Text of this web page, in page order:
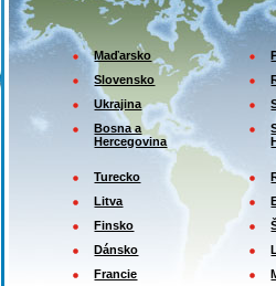
Maďarsko
Slovensko
Ukrajina
Bosna a
Hercegovina
Turecko
Litva
Finsko
Dánsko
Francie